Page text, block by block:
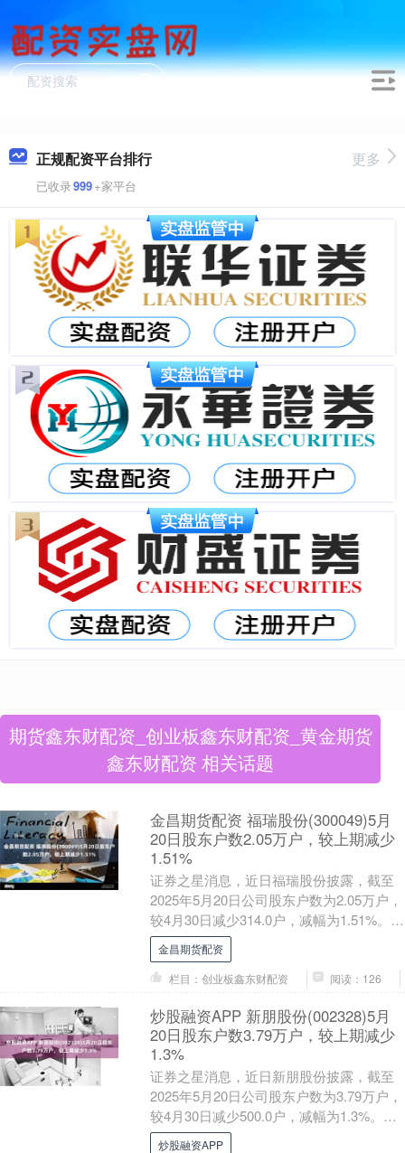
正规配资平台排行
已收录999+家平台
更多
期货鑫东财配资_创业板鑫东财配资_黄金期货
鑫东财配资 相关话题
金昌期货配资 福瑞股份(300049)5月
20日股东户数2.05万户，较上期减少
1.51%
证券之星消息，近日福瑞股份披露，截至
2025年5月20日公司股东户数为2.05万户，
较4月30日减少314.0户，减幅为1.51%。户
均持股数量由上期的1.31....
金昌期货配资
栏目：创业板鑫东财配资
阅读：126
炒股融资APP 新朋股份(002328)5月
20日股东户数3.79万户，较上期减少
1.3%
证券之星消息，近日新朋股份披露，截至
2025年5月20日公司股东户数为3.79万户，
较4月30日减少500.0户，减幅为1.3%。户
均持股数量由上期的2.02万....
炒股融资APP